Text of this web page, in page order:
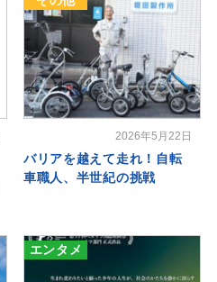
2026年5月22日
バリアを越えて走れ！自転
車職人、半世紀の挑戦
エンタメ